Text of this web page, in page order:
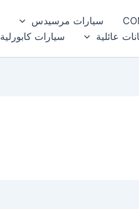
سيارات مرسيدس
عائلية سيارات كابورلية